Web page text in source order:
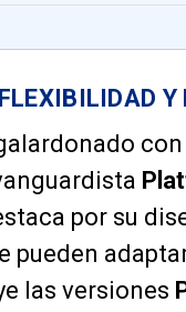
Y
por su
pueden
las versiones